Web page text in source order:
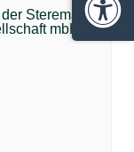
Steremat
mbH mit